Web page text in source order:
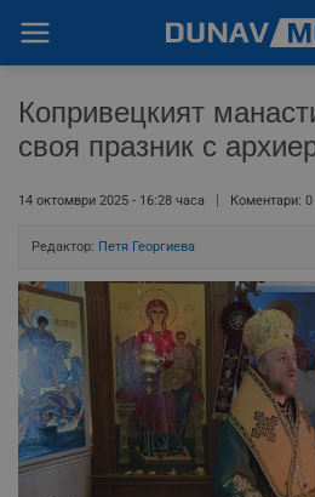
Копривецкият
своя празник с
14 октомври 2025 - 16:28 часа Коментари: 0
Редактор: Петя Георгиева